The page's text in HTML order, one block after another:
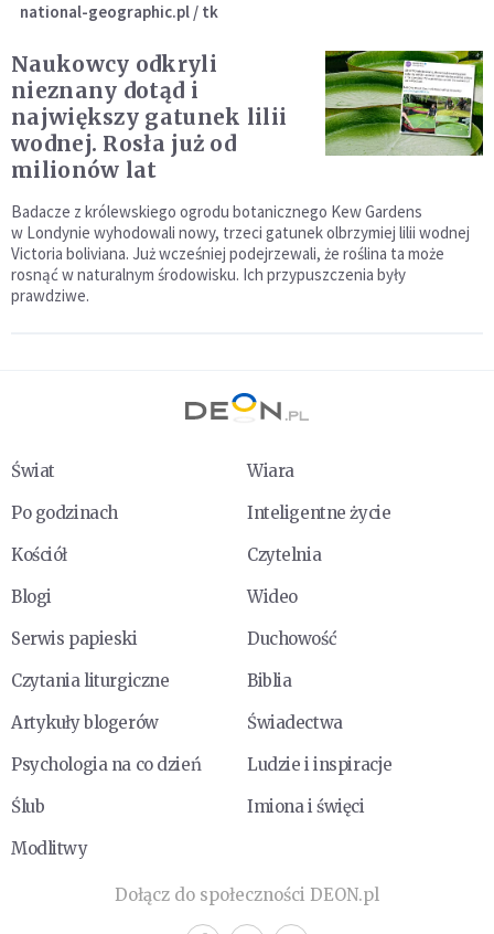
national-geographic.pl / tk
Naukowcy odkryli
nieznany dotąd i
największy gatunek lilii
wodnej. Rosła już od
milionów lat
Badacze z królewskiego ogrodu botanicznego Kew Gardens
w Londynie wyhodowali nowy, trzeci gatunek olbrzymiej lilii wodnej
Victoria boliviana. Już wcześniej podejrzewali, że roślina ta może
rosnąć w naturalnym środowisku. Ich przypuszczenia były
prawdziwe.
Świat
Wiara
Po godzinach
Inteligentne życie
Kościół
Czytelnia
Blogi
Wideo
Serwis papieski
Duchowość
Czytania liturgiczne
Biblia
Artykuły blogerów
Świadectwa
Psychologia na co dzień
Ludzie i inspiracje
Ślub
Imiona i święci
Modlitwy
Dołącz do społeczności DEON.pl